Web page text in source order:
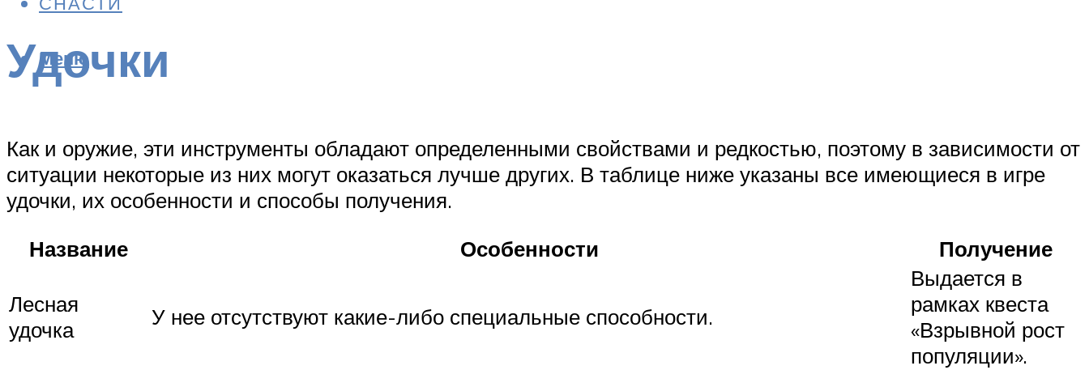
Меню
Удочки
Как и оружие, эти инструменты обладают определенными свойствами и редкостью, поэтому в зависимости от
ситуации некоторые из них могут оказаться лучше других. В таблице ниже указаны все имеющиеся в игре
удочки, их особенности и способы получения.
Название
Особенности Получение
Лесная
удочка
У нее отсутствуют какие-либо специальные способности.
Выдается в
рамках квеста
«Взрывной рост
популяции».